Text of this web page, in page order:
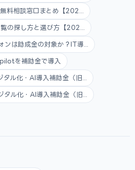
料相談窓口まとめ【202...
の探し方と選び方【202...
ンは助成金の対象か？IT導...
を補助金で導入
ル化・AI導入補助金（旧...
ル化・AI導入補助金（旧...